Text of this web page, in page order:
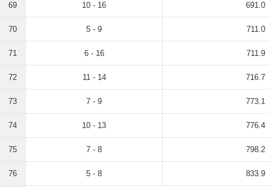
69 10 - 16 691.0
70 5 - 9 711.0
71 6 - 16 711.9
72 11 - 14 716.7
73 7 - 9 773.1
74 10 - 13 776.4
75 7 - 8 798.2
76 5 - 8 833.9